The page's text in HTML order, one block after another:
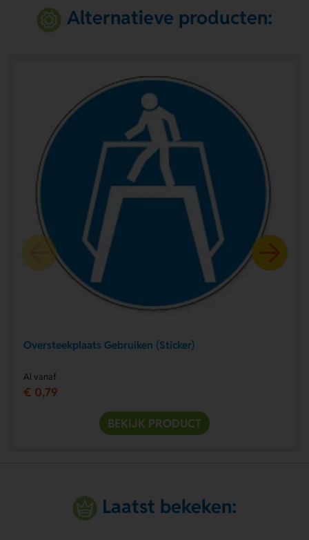
Alternatieve producten:
Oversteekplaats Gebruiken (Sticker)
Al vanaf
€ 0,79
BEKIJK PRODUCT
Laatst bekeken: